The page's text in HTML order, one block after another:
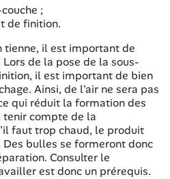
;
de finition.
tienne, il est important de
de la pose de la sous-
il est important de bien
Ainsi, de l'air ne sera pas
qui réduit la formation des
compte de la
faut trop chaud, le produit
bulles se formeront donc
Consulter le
est donc un prérequis.